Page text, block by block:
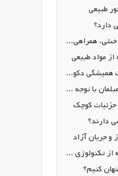
طبیعی
دارد؟
نکته سوم: رنگ‌های خنثی، همراهی بی‌نقص برای طراحی مدرن
مواد طبیعی
گیاهان داخلی، دوست همیشگی دکوراسیون مدرن
نکته پنجم: انتخاب مبلمان با توجه به فضا
کوچک
دارند؟
و جریان آزاد
نکته هشتم: استفاده از تکنولوژی هوشمند
کنیم؟